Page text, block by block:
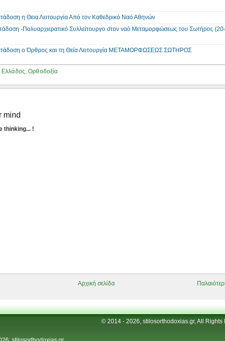
η Θεια Λειτουργία Από τον Καθεδρικό Ναό Αθηνών
-Πολυαρχιερατικό Συλλείτουργο στον ναό Μεταμορφώσεως του Σωτήρος
ο Όρθρος και τη Θεία Λειτουργία ΜΕΤΑΜΟΡΦΩΣΕΩΣ ΣΩΤΗΡΟΣ
Ελλάδος ,Ορθοδοξία
mind
thinking... !
Αρχική σελίδα
© 2014 - 2026, stilosorthodoxias.gr, All Rights